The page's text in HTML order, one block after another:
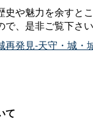
や魅力を余すと
、是非ご覧下さい
再発見-天守・城・
て